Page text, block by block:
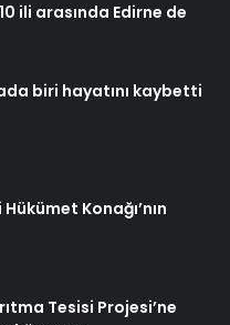
ili arasında Edirne de
biri hayatını kaybetti
Konağı’nın
Tesisi Projesi’ne